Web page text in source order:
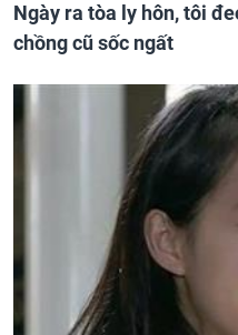
Ngày ra tòa ly hôn, tôi
chồng cũ sốc ngất